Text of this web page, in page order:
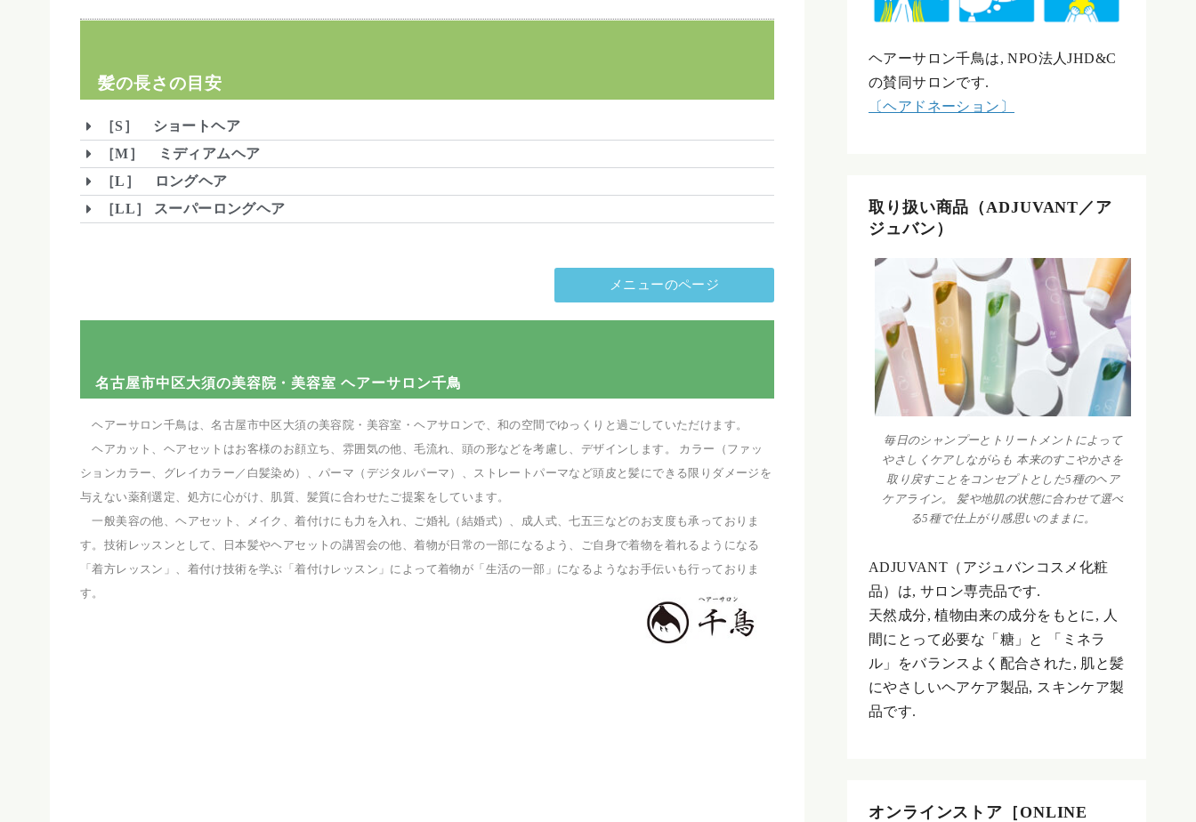
髪の長さの目安
［S］ ショートヘア
［M］ ミディアムヘア
［L］ ロングヘア
［LL］ スーパーロングヘア
メニューのページ
名古屋市中区大須の美容院・美容室 ヘアーサロン千鳥
ヘアーサロン千鳥は、名古屋市中区大須の美容院・美容室・ヘアサロンで、和の空間でゆっくりと過ごしていただけます。
ヘアカット、ヘアセットはお客様のお顔立ち、雰囲気の他、毛流れ、頭の形などを考慮し、デザインします。 カラー（ファッ
ションカラー、グレイカラー／白髪染め）、パーマ（デジタルパーマ）、ストレートパーマなど頭皮と髪にできる限りダメージを
与えない薬剤選定、処方に心がけ、肌質、髪質に合わせたご提案をしています。
一般美容の他、ヘアセット、メイク、着付けにも力を入れ、ご婚礼（結婚式）、成人式、七五三などのお支度も承っておりま
す。技術レッスンとして、日本髪やヘアセットの講習会の他、着物が日常の一部になるよう、ご自身で着物を着れるようになる
「着方レッスン」、着付け技術を学ぶ「着付けレッスン」によって着物が「生活の一部」になるようなお手伝いも行っておりま
す。
ヘアーサロン千鳥は, NPO法人JHD&C
の賛同サロンです.
〔ヘアドネーション〕
取り扱い商品（ADJUVANT／ア
ジュバン）
毎日のシャンプーとトリートメントによって
やさしくケアしながらも 本来のすこやかさを
取り戻すことをコンセプトとした5種のヘア
ケアライン。 髪や地肌の状態に合わせて選べ
る5種で仕上がり感思いのままに。
ADJUVANT（アジュバンコスメ化粧
品）は, サロン専売品です.
天然成分, 植物由来の成分をもとに, 人
間にとって必要な「糖」と 「ミネラ
ル」をバランスよく配合された, 肌と髪
にやさしいヘアケア製品, スキンケア製
品です.
オンラインストア［ONLINE